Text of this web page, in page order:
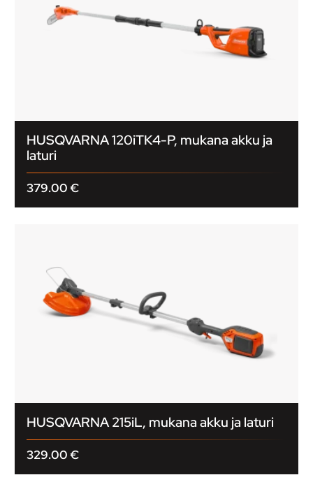
HUSQVARNA 120iTK4-P, mukana akku ja
laturi
379.00€
HUSQVARNA 215iL, mukana akku ja laturi
329.00€